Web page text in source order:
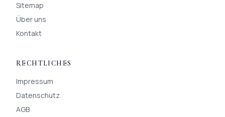
Sitemap
Über uns
Kontakt
RECHTLICHES
Impressum
Datenschutz
AGB